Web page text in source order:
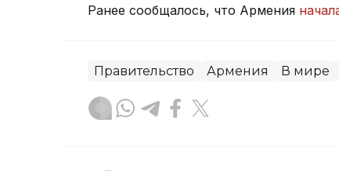
Ранее сообщалось, что Армения
Правительство Армения В мире